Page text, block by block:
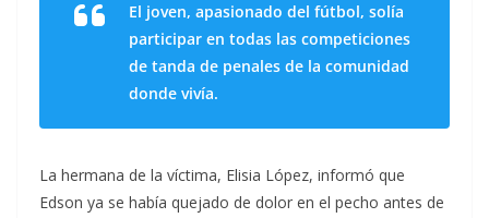
El joven, apasionado del fútbol, ​​solía
participar en todas las competiciones
de tanda de penales de la comunidad
donde vivía.
La hermana de la víctima, Elisia López, informó que
Edson ya se había quejado de dolor en el pecho antes de